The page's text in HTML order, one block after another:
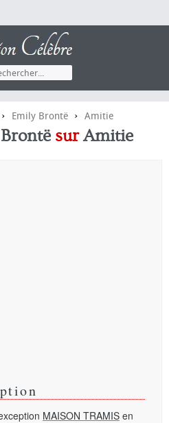
› Emily Brontë › Amitie
surAmitie
MAISON TRAMIS en